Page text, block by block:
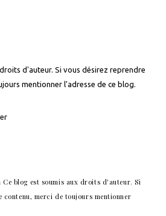
d'auteur. Si vous désirez reprendre
mentionner l'adresse de ce blog.
Ce blog est soumis aux droits d'auteur. Si
contenu, merci de toujours mentionner